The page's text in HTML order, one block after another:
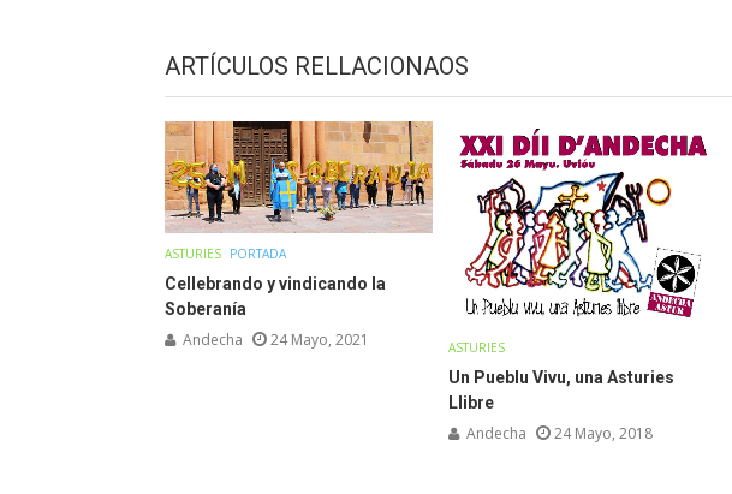
ARTÍCULOS RELLACIONAOS
ASTURIES PORTADA
Cellebrando y vindicando la
Soberanía
Andecha 24 Mayo, 2021 ASTURIES
Un Pueblu Vivu, una Asturies
Llibre
Andecha 24 Mayo, 2018